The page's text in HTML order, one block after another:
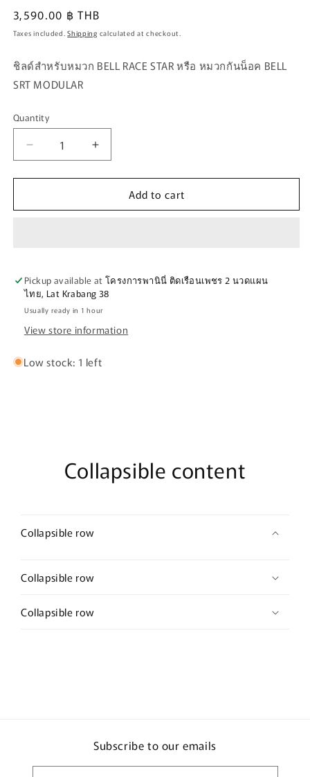
Regular
price
3,590.00 ฿ THB
Taxes included.Shipping calculated at checkout.
ชิลด์สำหรับหมวก BELL RACE STAR หรือ หมวกกันน็อค BELL
SRT MODULAR
Quantity
Quantity
Decrease
quantity
for
SHIELD
Increase
quantity
for
PANOVISION
SHIELD
Add to cart
Pickup available at โครงการพานินี่ ติดเรือนเพชร 2 นวดแผน
ไทย, Lat Krabang 38
Usually ready in 1 hour
View store information
Low stock: 1 left
Collapsible content
Collapsible row
Collapsible row
Collapsible row
Subscribe to our emails